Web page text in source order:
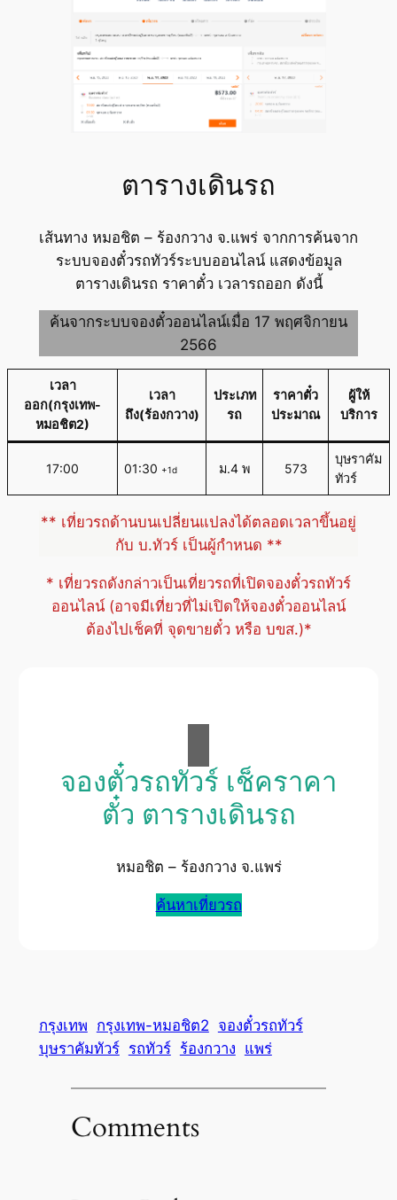
ตารางเดินรถ
เส้นทาง หมอชิต – ร้องกวาง จ.แพร่ จากการค้นจาก
ระบบจองตั๋วรถทัวร์ระบบออนไลน์ แสดงข้อมูล
ตารางเดินรถ ราคาตั๋ว เวลารถออก ดังนี้
ค้นจากระบบจองตั๋วออนไลน์เมื่อ 17 พฤศจิกายน
2566
เวลา
ออก(กรุงเทพ-
หมอชิต2)
เวลา
ถึง(ร้องกวาง)
ประเภท
รถ
ราคาตั๋ว
ประมาณ
ผู้ให้
บริการ
17:00 01:30 +1d ม.4 พ 573
บุษราคัม
ทัวร์
** เที่ยวรถด้านบนเปลี่ยนแปลงได้ตลอดเวลาขึ้นอยู่
กับ บ.ทัวร์ เป็นผู้กำหนด **
* เที่ยวรถดังกล่าวเป็นเที่ยวรถที่เปิดจองตั๋วรถทัวร์
ออนไลน์ (อาจมีเที่ยวที่ไม่เปิดให้จองตั๋วออนไลน์
ต้องไปเช็คที่ จุดขายตั๋ว หรือ บขส.)*
จองตั๋วรถทัวร์ เช็คราคา
ตั๋ว ตารางเดินรถ
หมอชิต – ร้องกวาง จ.แพร่
ค้นหาเที่ยวรถ
กรุงเทพ กรุงเทพ-หมอชิต2 จองตั๋วรถทัวร์
บุษราคัมทัวร์ รถทัวร์ ร้องกวาง แพร่
Comments